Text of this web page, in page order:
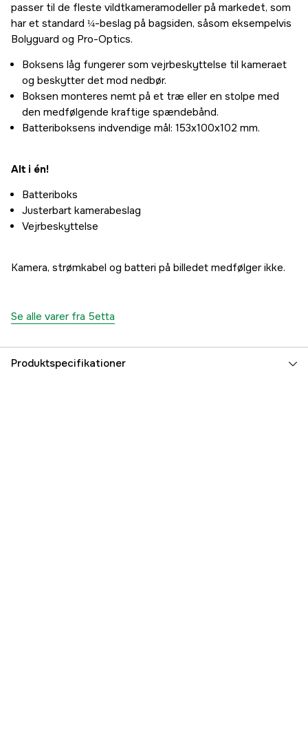
passer til de fleste vildtkameramodeller på markedet, som
har et standard ¼-beslag på bagsiden, såsom eksempelvis
Bolyguard og Pro-Optics.
Boksens låg fungerer som vejrbeskyttelse til kameraet
og beskytter det mod nedbør.
Boksen monteres nemt på et træ eller en stolpe med
den medfølgende kraftige spændebånd.
Batteriboksens indvendige mål: 153x100x102 mm.
Alt i én!
Batteriboks
Justerbart kamerabeslag
Vejrbeskyttelse
Kamera, strømkabel og batteri på billedet medfølger ikke.
Se alle varer fra 5etta
Produktspecifikationer